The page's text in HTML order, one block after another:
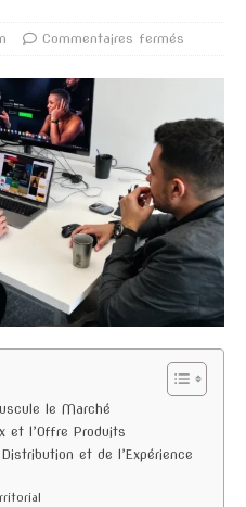
Commentaires fermés
le Marché
et l’Offre Produits
et de l’Expérience